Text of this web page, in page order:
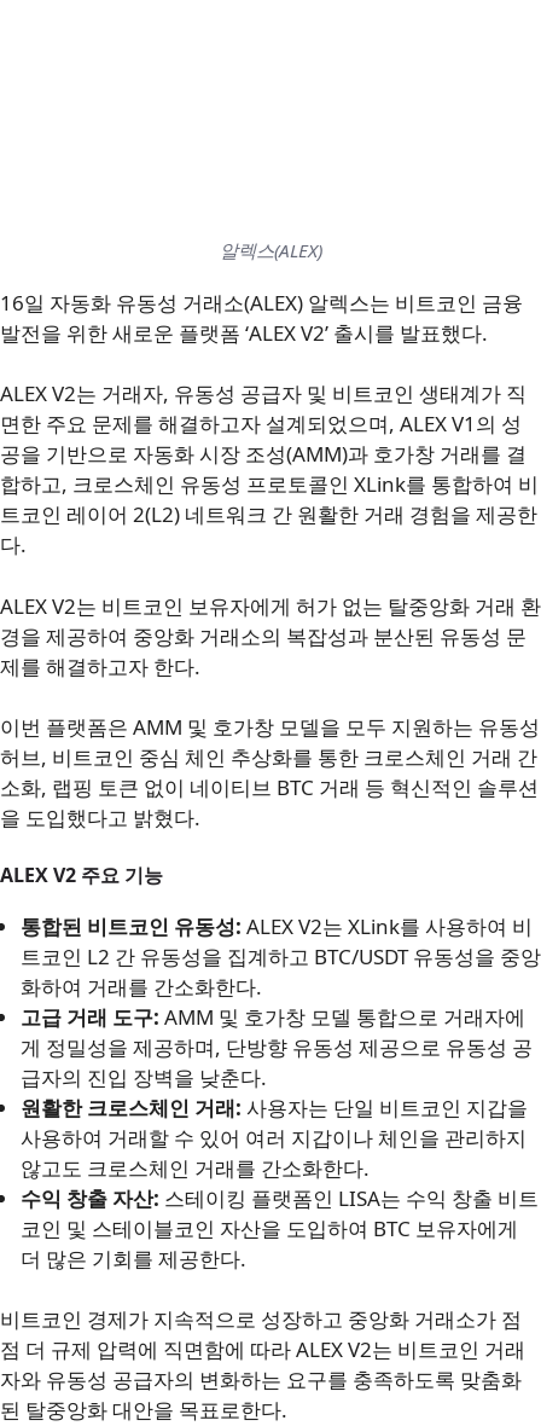
알렉스(ALEX)
16일 자동화 유동성 거래소(ALEX) 알렉스는 비트코인 금융
발전을 위한 새로운 플랫폼 ‘ALEX V2’ 출시를 발표했다.
ALEX V2는 거래자, 유동성 공급자 및 비트코인 생태계가 직
면한 주요 문제를 해결하고자 설계되었으며, ALEX V1의 성
공을 기반으로 자동화 시장 조성(AMM)과 호가창 거래를 결
합하고, 크로스체인 유동성 프로토콜인 XLink를 통합하여 비
트코인 레이어 2(L2) 네트워크 간 원활한 거래 경험을 제공한
다.
ALEX V2는 비트코인 보유자에게 허가 없는 탈중앙화 거래 환
경을 제공하여 중앙화 거래소의 복잡성과 분산된 유동성 문
제를 해결하고자 한다.
이번 플랫폼은 AMM 및 호가창 모델을 모두 지원하는 유동성
허브, 비트코인 중심 체인 추상화를 통한 크로스체인 거래 간
소화, 랩핑 토큰 없이 네이티브 BTC 거래 등 혁신적인 솔루션
을 도입했다고 밝혔다.
ALEX V2 주요 기능
통합된 비트코인 유동성: ALEX V2는 XLink를 사용하여 비
트코인 L2 간 유동성을 집계하고 BTC/USDT 유동성을 중앙
화하여 거래를 간소화한다.
고급 거래 도구: AMM 및 호가창 모델 통합으로 거래자에
게 정밀성을 제공하며, 단방향 유동성 제공으로 유동성 공
급자의 진입 장벽을 낮춘다.
원활한 크로스체인 거래: 사용자는 단일 비트코인 지갑을
사용하여 거래할 수 있어 여러 지갑이나 체인을 관리하지
않고도 크로스체인 거래를 간소화한다.
수익 창출 자산: 스테이킹 플랫폼인 LISA는 수익 창출 비트
코인 및 스테이블코인 자산을 도입하여 BTC 보유자에게
더 많은 기회를 제공한다.
비트코인 경제가 지속적으로 성장하고 중앙화 거래소가 점
점 더 규제 압력에 직면함에 따라 ALEX V2는 비트코인 거래
자와 유동성 공급자의 변화하는 요구를 충족하도록 맞춤화
된 탈중앙화 대안을 목표로한다.